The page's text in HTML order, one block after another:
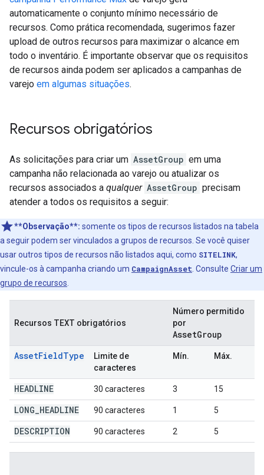
automaticamente o conjunto mínimo necessário de
recursos. Como prática recomendada, sugerimos fazer
upload de outros recursos para maximizar o alcance em
todo o inventário. É importante observar que os requisitos
de recursos ainda podem ser aplicados a campanhas de
varejo em algumas situações.
Recursos obrigatórios
As solicitações para criar um AssetGroup em uma
campanha não relacionada ao varejo ou atualizar os
recursos associados a qualquer AssetGroup precisam
atender a todos os requisitos a seguir:
**Observação**: somente os tipos de recursos listados na tabela
a seguir podem ser vinculados a grupos de recursos. Se você quiser
usar outros tipos de recursos não listados aqui, como SITELINK,
vincule-os à campanha criando um CampaignAsset . Consulte Criar um
grupo de recursos
Recursos TEXT obrigatórios
Número permitido
por
AssetGroup
AssetFieldType
Limite de
caracteres
Mín. Máx.
HEADLINE 30 caracteres 3 15
LONG HEADLINE 90 caracteres 1 5
DESCRIPTION 90 caracteres 2 5